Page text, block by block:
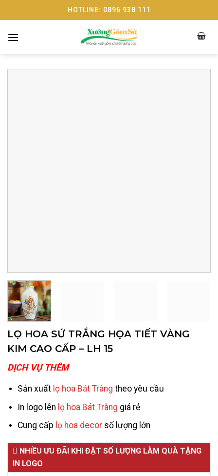
to
HOTLINE: 0896 938 111
LỌ HOA SỨ TRẮNG HỌA TIẾT VÀNG
KIM CAO CẤP – LH 15
DỊCH VỤ THÊM
Sản xuất lọ hoa Bát Tràng theo yêu cầu
In logo lên lọ hoa Bát Tràng giá rẻ
Cung cấp lọ hoa decorsố lượng lớn
NHIỀU ƯU ĐÃI KHI ĐẶT SỐ LƯỢNG LÀM QUÀ TẶNG
IN LOGO